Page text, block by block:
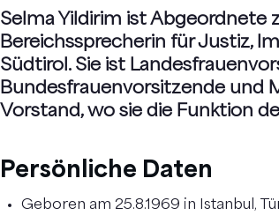
Selma Yildirim ist Abgeordnete
Bereichssprecherin für Justiz,
Südtirol. Sie ist
Bundesfrauenvorsitzende und
Vorstand, wo sie die Funktion
Persönliche Daten
Geboren am 25.8.1969 in Istanbul,